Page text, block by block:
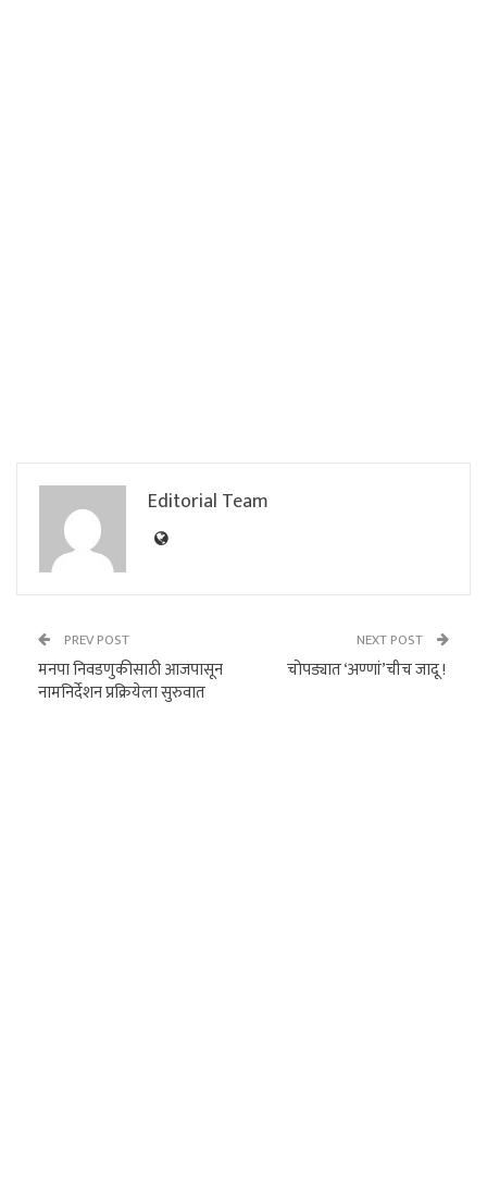
Editorial Team
PREV POST
मनपा निवडणुकीसाठी आजपासून
नामनिर्देशन प्रक्रियेला सुरुवात
NEXT POST
चोपड्यात ‘अण्णां’चीच जादू !